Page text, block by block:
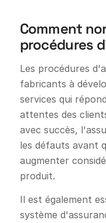
Comment
procédures
Les procédures
fabricants à
services qui
attentes des
avec succès,
les défauts avant
augmenter
produit.
Il est également
système